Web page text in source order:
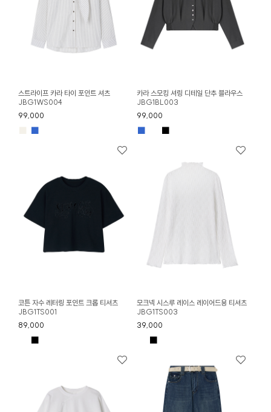
스트라이프 카라 타이 포인트 셔츠
JBG1WS004
99,000
■
카라 스모킹 셔링 디테일 단추 블라우스
JBG1BL003
99,000
■ ■
코튼 자수 레터링 포인트 크롭 티셔츠
JBG1TS001
89,000
■
모크넥 시스루 레이스 레이어드용 티셔츠
JBG1TS003
39,000
■